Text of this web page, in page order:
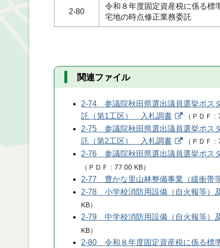
2-80
令和８年度固定資産税に係る標
宅地の時点修正業務委託
関連ファイル
2-74 参議院秋田県選出議員選挙ポス
託（第1工区） 入札調書
（ ＰＤＦ
2-75 参議院秋田県選出議員選挙ポス
託（第2工区） 入札調書
（ ＰＤＦ
2-76 参議院秋田県選出議員選挙ポス
（ ＰＤＦ 77.00 KB）
2-77 豊かな里山林整備事業（緩衝帯
2-78 小学校消防用設備（自火報等）
KB）
2-79 中学校消防用設備（自火報等）
KB）
2-80 令和８年度固定資産税に係る標